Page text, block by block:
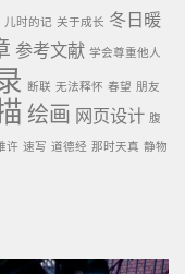
儿时的记 关于成长 冬日暖
参考文献 学会尊重他人
断联 无法释怀 春望 朋友
绘画 网页设计 腹
许 速写 道德经 那时天真 静物